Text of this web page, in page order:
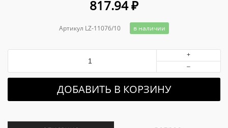
817.94₽
Артикул LZ-11076/10 в наличии
+
–
ДОБАВИТЬ В КОРЗИНУ